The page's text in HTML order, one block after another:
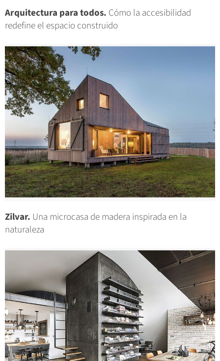
Arquitectura para todos. Cómo la accesibilidad
redefine el espacio construido
Zilvar. Una microcasa de madera inspirada en la
naturaleza